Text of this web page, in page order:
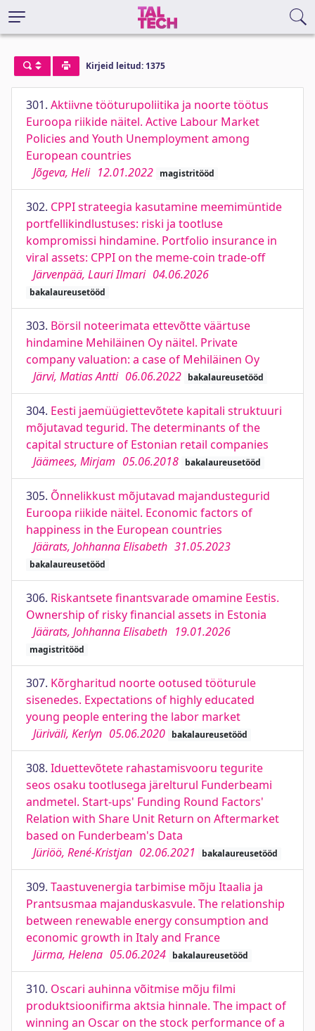
Kirjeid leitud: 1375
301. Aktiivne tööturupoliitika ja noorte töötus
Euroopa riikide näitel. Active Labour Market
Policies and Youth Unemployment among
European countries
Jõgeva, Heli 12.01.2022 magistritööd
302. CPPI strateegia kasutamine meemimüntide
portfellikindlustuses: riski ja tootluse
kompromissi hindamine. Portfolio insurance in
viral assets: CPPI on the meme-coin trade-off
Järvenpää, Lauri Ilmari 04.06.2026
bakalaureusetööd
303. Börsil noteerimata ettevõtte väärtuse
hindamine Mehiläinen Oy näitel. Private
company valuation: a case of Mehiläinen Oy
Järvi, Matias Antti 06.06.2022 bakalaureusetööd
304. Eesti jaemüügiettevõtete kapitali struktuuri
mõjutavad tegurid. The determinants of the
capital structure of Estonian retail companies
Jäämees, Mirjam 05.06.2018 bakalaureusetööd
305. Õnnelikkust mõjutavad majandustegurid
Euroopa riikide näitel. Economic factors of
happiness in the European countries
Jäärats, Johhanna Elisabeth 31.05.2023
bakalaureusetööd
306. Riskantsete finantsvarade omamine Eestis.
Ownership of risky financial assets in Estonia
Jäärats, Johhanna Elisabeth 19.01.2026
magistritööd
307. Kõrgharitud noorte ootused tööturule
sisenedes. Expectations of highly educated
young people entering the labor market
Jüriväli, Kerlyn 05.06.2020 bakalaureusetööd
308. Iduettevõtete rahastamisvooru tegurite
seos osaku tootlusega järelturul Funderbeami
andmetel. Start-ups' Funding Round Factors'
Relation with Share Unit Return on Aftermarket
based on Funderbeam's Data
Jüriöö, René-Kristjan 02.06.2021 bakalaureusetööd
309. Taastuvenergia tarbimise mõju Itaalia ja
Prantsusmaa majanduskasvule. The relationship
between renewable energy consumption and
economic growth in Italy and France
Jürma, Helena 05.06.2024 bakalaureusetööd
310. Oscari auhinna võitmise mõju filmi
produktsioonifirma aktsia hinnale. The impact of
winning an Oscar on the stock performance of a